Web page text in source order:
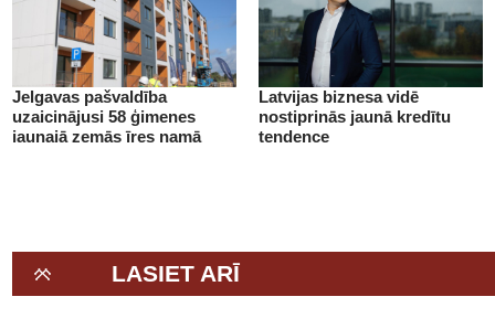
Jelgavas pašvaldība
uzaicinājusi 58 ģimenes
jaunajā zemās īres namā
Latvijas biznesa vidē
nostiprinās jaunā kredītu
tendence
LASIET ARĪ